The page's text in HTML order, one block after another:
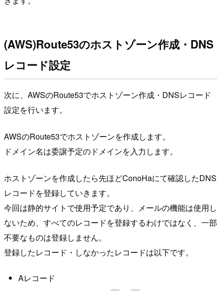
(AWS)Route53のホストゾーン作成・DNS
レコード設定
次に、AWSのRoute53でホストゾーン作成・DNSレコード
設定を行います。
AWSのRoute53でホストゾーンを作成します。
ドメイン名は委譲予定のドメインを入力します。
ホストゾーンを作成したら先ほどConoHaにて確認したDNS
レコードを登録していきます。
今回は静的サイトで使用予定であり、メールの機能は使用し
ないため、すべてのレコードを登録するわけではなく、一部
不要なものは登録しません。
登録したレコード・しなかったレコードは以下です。
Aレコード